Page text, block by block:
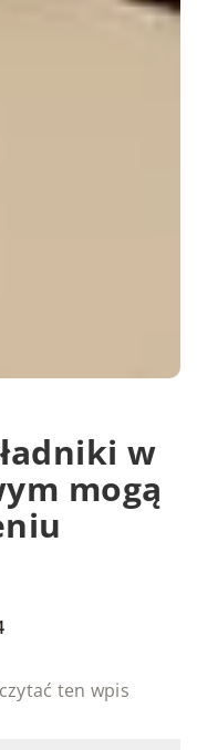
w
mogą
ten wpis